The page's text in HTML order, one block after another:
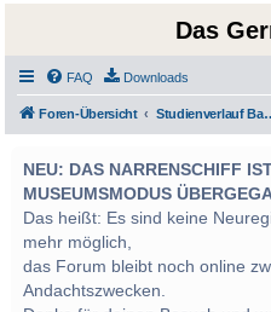
Das
FAQ Downloads
Foren-Übersicht Studienverlauf Bachelor-/
NEU: DAS NARRENSCHIFF
MUSEUMSMODUS
Das heißt: Es sind keine
mehr möglich,
das Forum bleibt noch online
Andachtszwecken.